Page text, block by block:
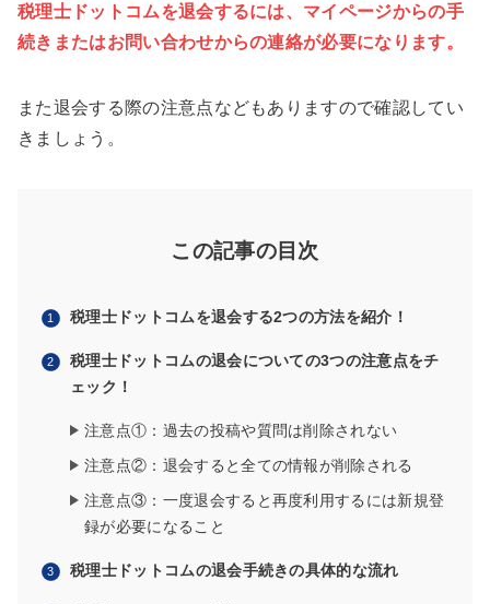
税理士ドットコムを退会するには、マイページからの手
続きまたはお問い合わせからの連絡が必要になります。
また退会する際の注意点などもありますので確認してい
きましょう。
この記事の目次
税理士ドットコムを退会する2つの方法を紹介！
税理士ドットコムの退会についての3つの注意点をチ
ェック！
注意点①：過去の投稿や質問は削除されない
注意点②：退会すると全ての情報が削除される
注意点③：一度退会すると再度利用するには新規登
録が必要になること
税理士ドットコムの退会手続きの具体的な流れ